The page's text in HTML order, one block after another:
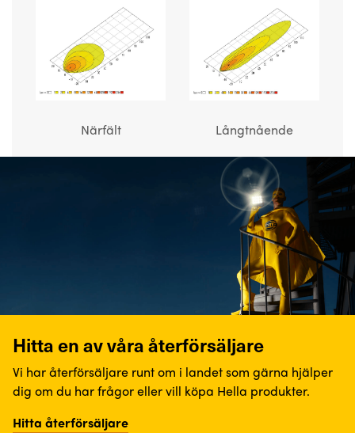
Närfält Långtnående
Hitta en av våra återförsäljare
Vi har återförsäljare runt om i landet som gärna hjälper
dig om du har frågor eller vill köpa Hella produkter.
Hitta återförsäljare